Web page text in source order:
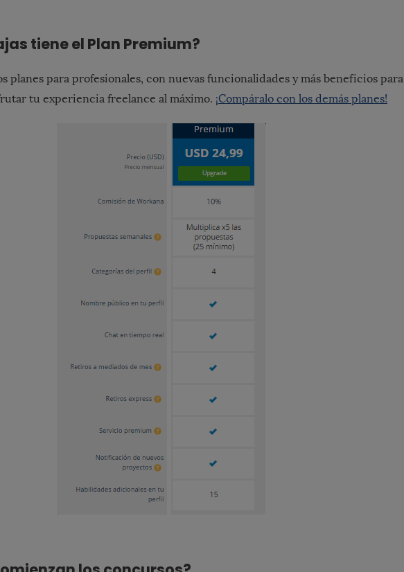
tiene el Plan Premium?
planes para profesionales, con nuevas funcionalidades y más beneficios para
tu experiencia freelance al máximo. ¡Compáralo con los demás planes!